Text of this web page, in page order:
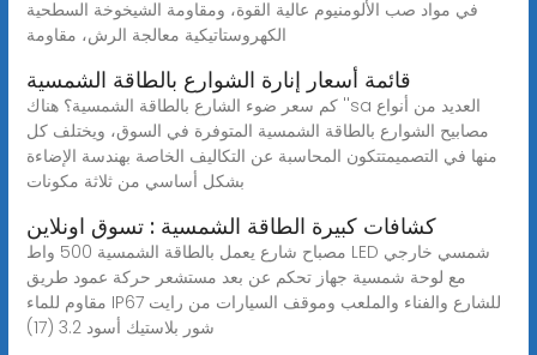
في مواد صب الألومنيوم عالية القوة، ومقاومة الشيخوخة السطحية
الكهروستاتيكية معالجة الرش، مقاومة
قائمة أسعار إنارة الشوارع بالطاقة الشمسية
كم سعر ضوء الشارع بالطاقة الشمسية؟ هناك ''sa العديد من أنواع
مصابيح الشوارع بالطاقة الشمسية المتوفرة في السوق، ويختلف كل
منها في التصميمتتكون المحاسبة عن التكاليف الخاصة بهندسة الإضاءة
بشكل أساسي من ثلاثة مكونات
كشافات كبيرة الطاقة الشمسية : تسوق اونلاين
مصباح شارع يعمل بالطاقة الشمسية 500 واط LED شمسي خارجي
مع لوحة شمسية جهاز تحكم عن بعد مستشعر حركة عمود طريق
مقاوم للماء IP67 للشارع والفناء والملعب وموقف السيارات من رايت
شور بلاستيك أسود 3.2 (17)